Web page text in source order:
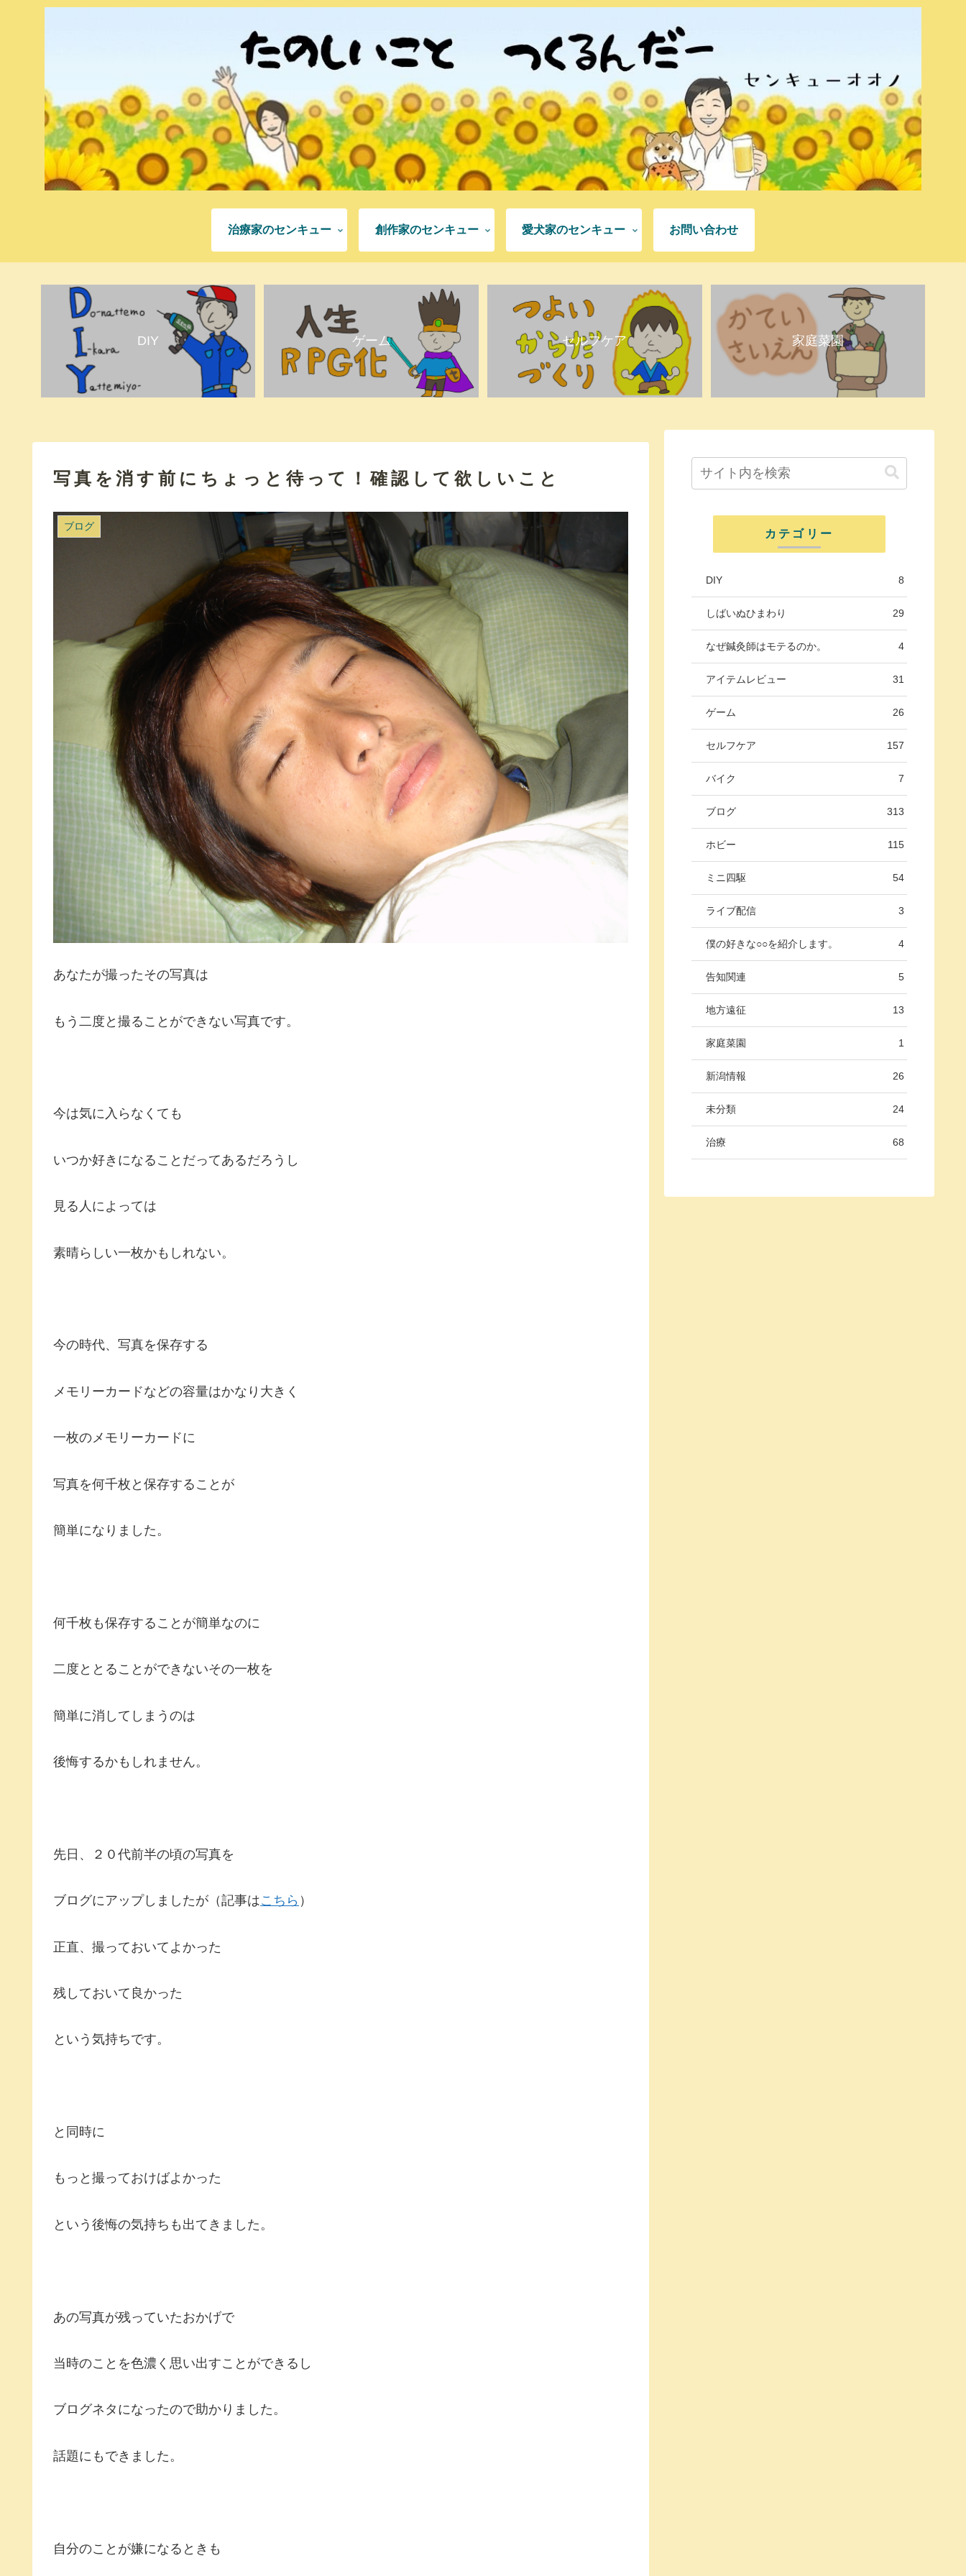
治療家のセンキュー 創作家のセンキュー 愛犬家のセンキュー お問い合わせ
DIY ゲーム セルフケア 家庭菜園
写真を消す前にちょっと待って！確認して欲しいこと
ブログ
あなたが撮ったその写真は
もう二度と撮ることができない写真です。
今は気に入らなくても
いつか好きになることだってあるだろうし
見る人によっては
素晴らしい一枚かもしれない。
今の時代、写真を保存する
メモリーカードなどの容量はかなり大きく
一枚のメモリーカードに
写真を何千枚と保存することが
簡単になりました。
何千枚も保存することが簡単なのに
二度ととることができないその一枚を
簡単に消してしまうのは
後悔するかもしれません。
先日、２０代前半の頃の写真を
ブログにアップしましたが（記事はこちら ）
正直、撮っておいてよかった
残しておいて良かった
という気持ちです。
と同時に
もっと撮っておけばよかった
という後悔の気持ちも出てきました。
あの写真が残っていたおかげで
当時のことを色濃く思い出すことができるし
ブログネタになったので助かりました。
話題にもできました。
自分のことが嫌になるときも
カテゴリー
DIY 8
しばいぬひまわり 29
なぜ鍼灸師はモテるのか。 4
アイテムレビュー 31
ゲーム 26
セルフケア 157
バイク 7
ブログ 313
ホビー 115
ミニ四駆 54
ライブ配信 3
僕の好きな○○を紹介します。 4
告知関連 5
地方遠征 13
家庭菜園 1
新潟情報 26
未分類 24
治療 68